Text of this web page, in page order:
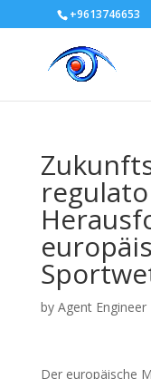
+9613746653
by Agent Engineer
Der europäische